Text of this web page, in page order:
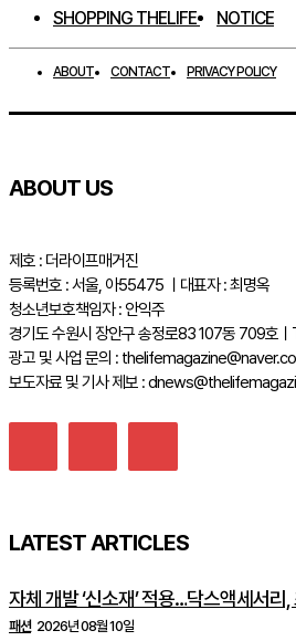
SHOPPING THELIFE NOTICE
ABOUT CONTACT PRIVACY POLICY
ABOUT US
제호 : 더라이프매거진
등록번호 : 서울, 아55475 ㅣ대표자 : 최명옥
청소년보호책임자 : 안익주
경기도 수원시 장안구 송정로83 107동 709호
광고 및 사업 문의 :
보도자료 및 기사 제보 :
LATEST ARTICLES
자체 개발 ‘신소재’ 적용…닥스액세서리,
패션 2026년 08월 10일